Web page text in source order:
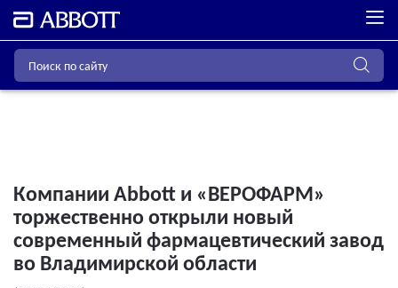
Компании Abbott и «ВЕРОФАРМ»
торжественно открыли новый
современный фармацевтический завод
во Владимирской области